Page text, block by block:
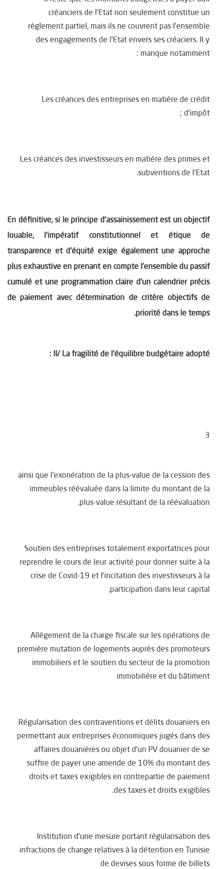
créanciers de l’Etat non seulement constitue un
règlement partiel, mais ils ne couvrent pas l’ensemble
des engagements de l’Etat envers ses créaciers. Il y
manque notamment :
Les créances des entreprises en matière de crédit
d’impôt ;
Les créances des investisseurs en matière des primes et
subventions de l’Etat.
En définitive, si le principe d’assainissement est un objectif
louable, l’impératif constitutionnel et étique de
transparence et d’équité exige également une approche
plus exhaustive en prenant en compte l’ensemble du passif
cumulé et une programmation claire d’un calendrier précis
de paiement avec détermination de critère objectifs de
priorité dans le temps.
II/ La fragilité de l’équilibre budgétaire adopté :
3
ainsi que l’exonération de la plus-value de la cession des
immeubles réévaluée dans la limite du montant de la
plus-value résultant de la réévaluation.
Soutien des entreprises totalement exportatrices pour
reprendre le cours de leur activité pour donner suite à la
crise de Covid-19 et l’incitation des investisseurs à la
participation dans leur capital.
Allègement de la charge fiscale sur les opérations de
première mutation de logements auprès des promoteurs
immobiliers et le soutien du secteur de la promotion
immobilière et du bâtiment
Régularisation des contraventions et délits douaniers en
permettant aux entreprises économiques jugés dans des
affaires douanières ou objet d’un PV douanier de se
suffire de payer une amende de 10% du montant des
droits et taxes exigibles en contrepartie de paiement
des taxes et droits exigibles.
Institution d’une mesure portant régularisation des
infractions de change relatives à la détention en Tunisie
de devises sous forme de billets